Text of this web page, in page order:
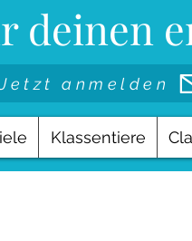
deinen
Jetzt anmelden
Klassentiere